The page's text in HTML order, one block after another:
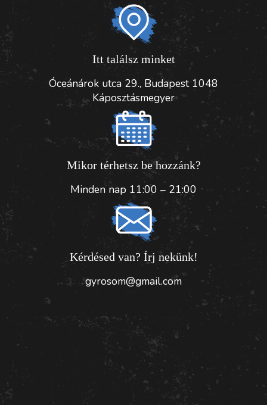
Itt találsz minket
Óceánárok utca 29., Budapest 1048
Káposztásmegyer
Mikor térhetsz be hozzánk?
Minden nap 11:00 – 21:00
Kérdésed van? Írj nekünk!
gyrosom@gmail.com